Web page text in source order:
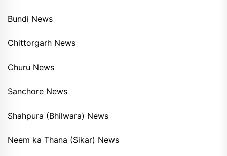
Bundi News
Chittorgarh News
Churu News
Sanchore News
Shahpura (Bhilwara) News
Neem ka Thana (Sikar) News